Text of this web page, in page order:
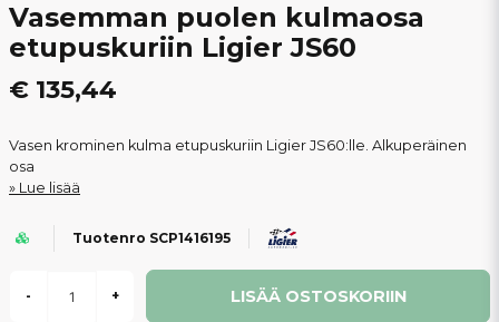
Vasemman puolen kulmaosa
etupuskuriin Ligier JS60
€ 135,44
Vasen krominen kulma etupuskuriin Ligier JS60:lle. Alkuperäinen
osa
Lue lisää
Tuotenro SCP1416195
- + LISÄÄ OSTOSKORIIN